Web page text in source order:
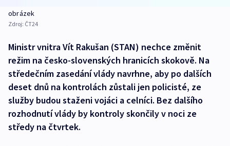
obrázek
Zdroj: ČT24
Ministr vnitra Vít Rakušan (STAN) nechce změnit
režim na česko-slovenských hranicích skokově. Na
středečním zasedání vlády navrhne, aby po dalších
deset dnů na kontrolách zůstali jen policisté, ze
služby budou staženi vojáci a celníci. Bez dalšího
rozhodnutí vlády by kontroly skončily v noci ze
středy na čtvrtek.